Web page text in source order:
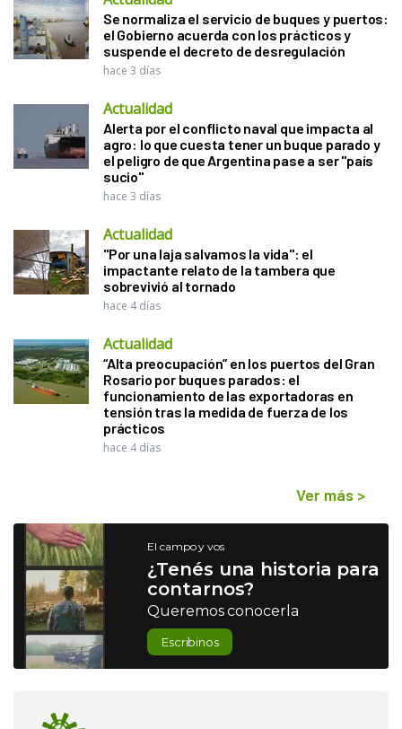
Se normaliza el servicio de buques y puertos:
el Gobierno acuerda con los prácticos y
suspende el decreto de desregulación
hace 3 días
Actualidad
Alerta por el conflicto naval que impacta al
agro: lo que cuesta tener un buque parado y
el peligro de que Argentina pase a ser "país
sucio"
hace 3 días
Actualidad
"Por una laja salvamos la vida": el
impactante relato de la tambera que
sobrevivió al tornado
hace 4 días
Actualidad
“Alta preocupación” en los puertos del Gran
Rosario por buques parados: el
funcionamiento de las exportadoras en
tensión tras la medida de fuerza de los
prácticos
hace 4 días
Ver más >
El campo y vos
¿Tenés una historia para
contarnos?
Queremos conocerla
Escribinos